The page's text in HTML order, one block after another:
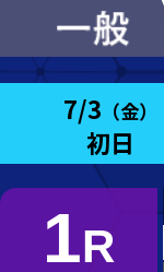
7/3（金）
初日
枠
1